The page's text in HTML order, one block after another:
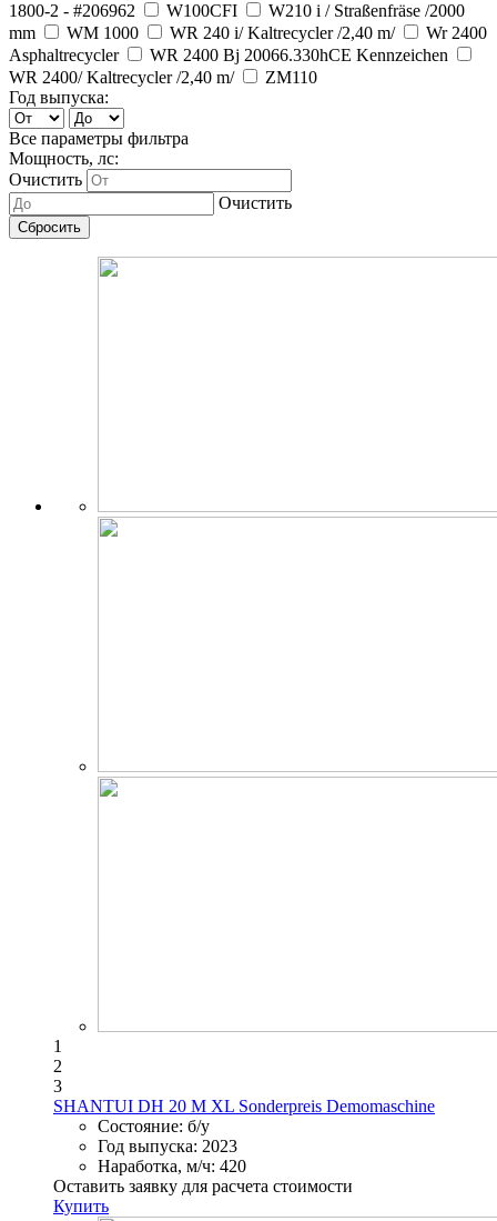
1800-2 - #206962
W100CFI
W210 i / Straßenfräse /2000
mm
WM 1000 WR 240 i/ Kaltrecycler /2,40 m/
Wr 2400
Asphaltrecycler
WR 2400 Bj 20066.330hCE Kennzeichen
WR 2400/ Kaltrecycler /2,40 m/
ZM110
Год выпуска:
Все параметры фильтра
Мощность, лс:
Очистить
Очистить
Сбросить
1
2
3
SHANTUI DH 20 M XL Sonderpreis Demomaschine
Состояние: б/у
Год выпуска: 2023
Наработка, м/ч: 420
Оставить заявку для расчета стоимости
Купить